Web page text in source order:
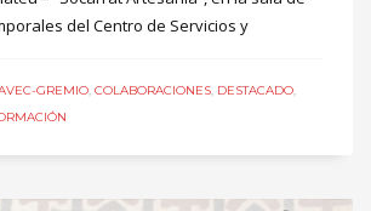
del Centro de Servicios y
GREMIO, COLABORACIONES, DESTACADO,